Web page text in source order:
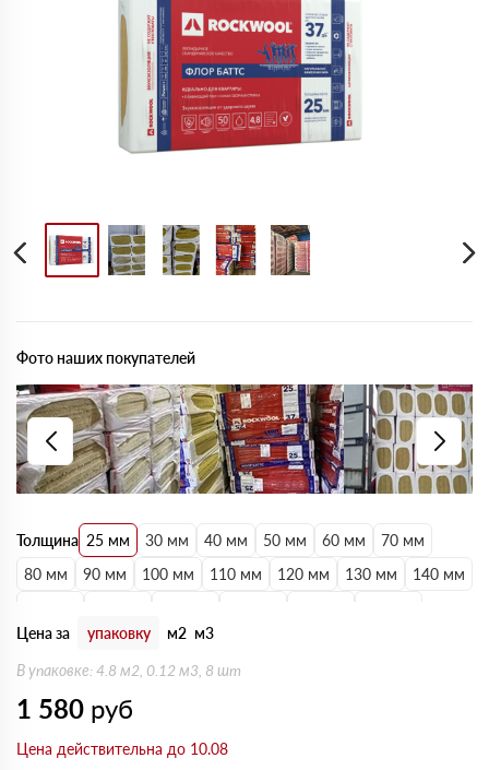
Толщина 25 мм 30 мм 40 мм 50 мм 60 мм
70 мм
80 мм
90 мм 100 мм 110 мм 120 мм 130 мм
140 мм
Цена за
упаковку м2 м3
В упаковке: 4.8 м2, 0.12 м3, 8 шт
1 580 руб
Цена действительна до 10.08
Фото наших покупателей